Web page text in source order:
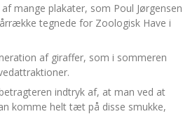
mange plakater, som Poul Jørgensen
tegnede for Zoologisk Have i
af giraffer, som i sommeren
indtryk af, at man ved at
komme helt tæt på disse smukke,